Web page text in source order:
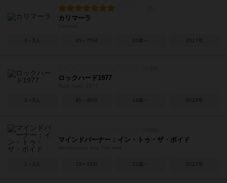
カリマーラ
3～5人 45～75分 10歳～ 2017年
ロックハード1977
2～5人 45～90分 14歳～ 2024年
マインドバーナー：イン・トゥ・ザ・ボイド
1～2人 10～15分 12歳～ 2021年